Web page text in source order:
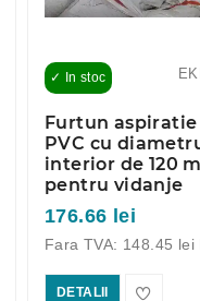
✓ In stoc
Furtun
PVC cu
interior de 120
pentru vidanje
176.66 lei
Fara TVA: 148.45 lei
DETALII